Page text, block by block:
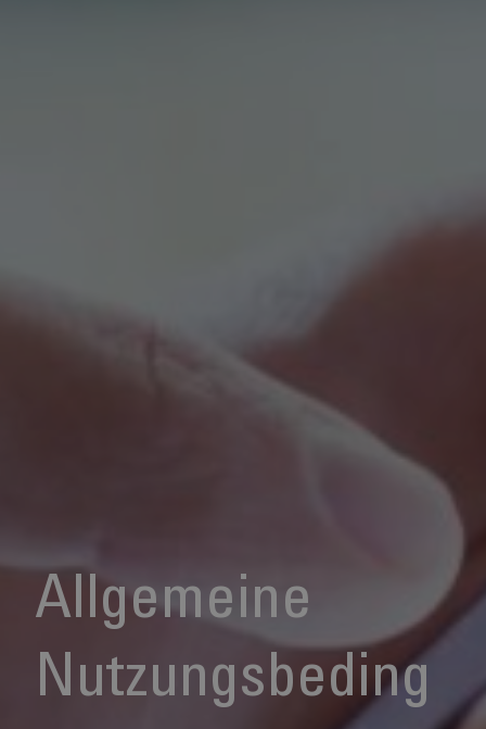
Allgemeine
Nutzungsbeding